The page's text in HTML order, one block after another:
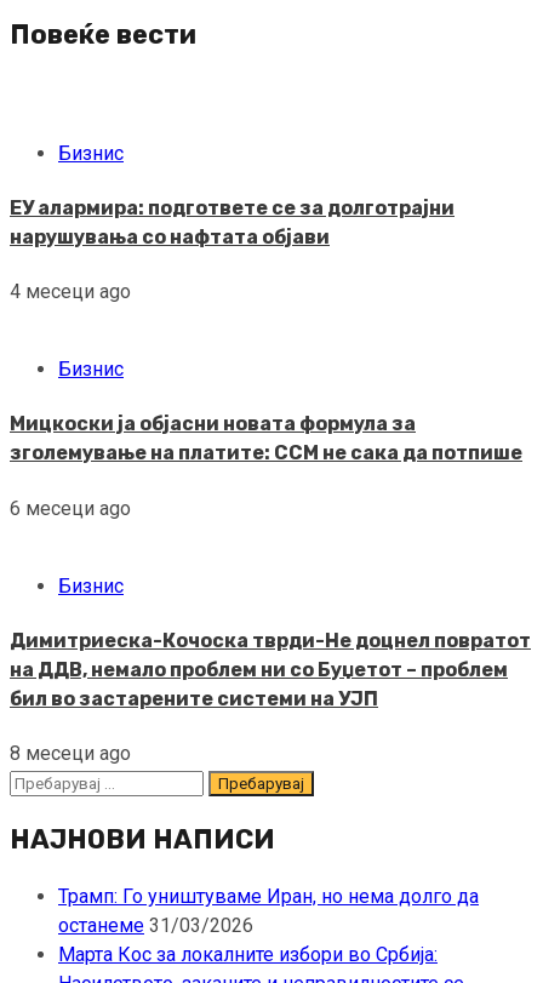
Повеќе вести
Бизнис
ЕУ алармира: подгответе се за долготрајни
нарушувања со нафтата објави
4 месеци ago
Бизнис
Мицкоски ја објасни новата формула за
зголемување на платите: ССМ не сака да потпише
6 месеци ago
Бизнис
Димитриеска-Кочоска тврди-Не доцнел повратот
на ДДВ, немало проблем ни со Буџетот – проблем
бил во застарените системи на УЈП
8 месеци ago
Пребарувај
НАЈНОВИ НАПИСИ
Трамп: Го уништуваме Иран, но нема долго да
останеме 31/03/2026
Марта Кос за локалните избори во Србија: